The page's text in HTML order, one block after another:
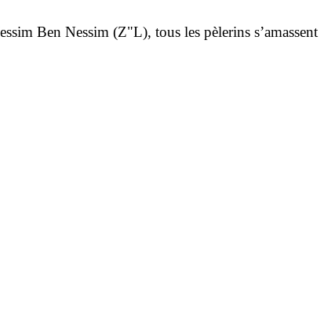
Ben Nessim (Z"L), tous les pèlerins s’amassent